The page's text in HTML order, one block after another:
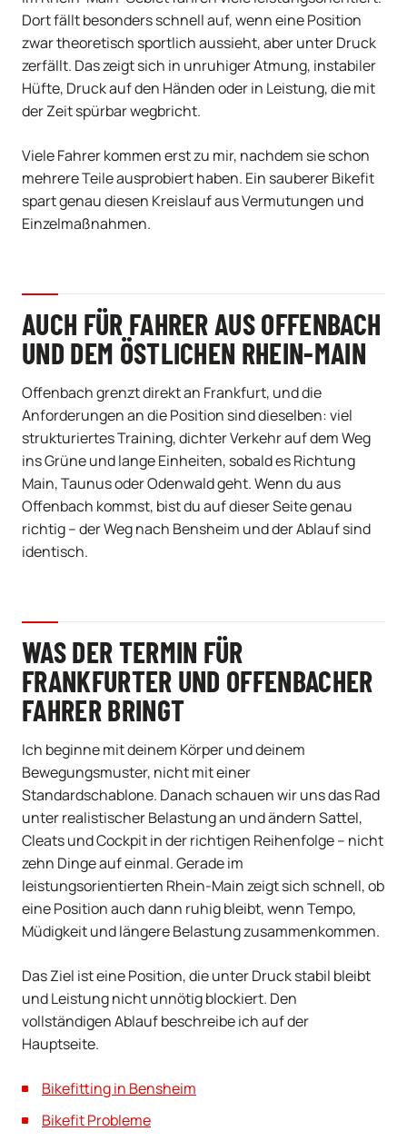
Dort fällt besonders schnell auf, wenn eine Position
zwar theoretisch sportlich aussieht, aber unter Druck
zerfällt. Das zeigt sich in unruhiger Atmung, instabiler
Hüfte, Druck auf den Händen oder in Leistung, die mit
der Zeit spürbar wegbricht.
Viele Fahrer kommen erst zu mir, nachdem sie schon
mehrere Teile ausprobiert haben. Ein sauberer Bikefit
spart genau diesen Kreislauf aus Vermutungen und
Einzelmaßnahmen.
AUCH FÜR FAHRER AUS OFFENBACH
UND DEM ÖSTLICHEN RHEIN-MAIN
Offenbach grenzt direkt an Frankfurt, und die
Anforderungen an die Position sind dieselben: viel
strukturiertes Training, dichter Verkehr auf dem Weg
ins Grüne und lange Einheiten, sobald es Richtung
Main, Taunus oder Odenwald geht. Wenn du aus
Offenbach kommst, bist du auf dieser Seite genau
richtig – der Weg nach Bensheim und der Ablauf sind
identisch.
WAS DER TERMIN FÜR
FRANKFURTER UND OFFENBACHER
FAHRER BRINGT
Ich beginne mit deinem Körper und deinem
Bewegungsmuster, nicht mit einer
Standardschablone. Danach schauen wir uns das Rad
unter realistischer Belastung an und ändern Sattel,
Cleats und Cockpit in der richtigen Reihenfolge – nicht
zehn Dinge auf einmal. Gerade im
leistungsorientierten Rhein-Main zeigt sich schnell, ob
eine Position auch dann ruhig bleibt, wenn Tempo,
Müdigkeit und längere Belastung zusammenkommen.
Das Ziel ist eine Position, die unter Druck stabil bleibt
und Leistung nicht unnötig blockiert. Den
vollständigen Ablauf beschreibe ich auf der
Hauptseite.
Bikefitting in Bensheim
Bikefit Probleme